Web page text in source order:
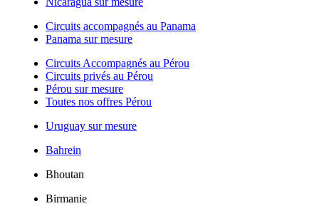
Circuits accompagnés au Panama
Panama sur mesure
Circuits Accompagnés au Pérou
Circuits privés au Pérou
Pérou sur mesure
Toutes nos offres Pérou
Uruguay sur mesure
Bahrein
Bhoutan
Birmanie